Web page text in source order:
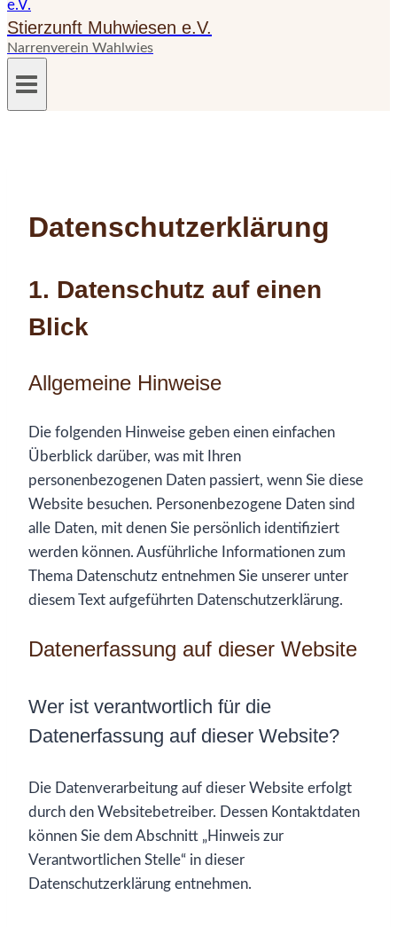
Stierzunft Muhwiesen e.V.
Narrenverein Wahlwies
Datenschutz­erklärung
1. Datenschutz auf einen
Blick
Allgemeine Hinweise
Die folgenden Hinweise geben einen einfachen
Überblick darüber, was mit Ihren
personenbezogenen Daten passiert, wenn Sie diese
Website besuchen. Personenbezogene Daten sind
alle Daten, mit denen Sie persönlich identifiziert
werden können. Ausführliche Informationen zum
Thema Datenschutz entnehmen Sie unserer unter
diesem Text aufgeführten Datenschutzerklärung.
Datenerfassung auf dieser Website
Wer ist verantwortlich für die
Datenerfassung auf dieser Website?
Die Datenverarbeitung auf dieser Website erfolgt
durch den Websitebetreiber. Dessen Kontaktdaten
können Sie dem Abschnitt „Hinweis zur
Verantwortlichen Stelle“ in dieser
Datenschutzerklärung entnehmen.